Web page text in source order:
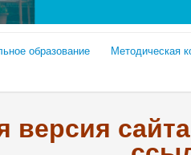
образование Методическая
версия